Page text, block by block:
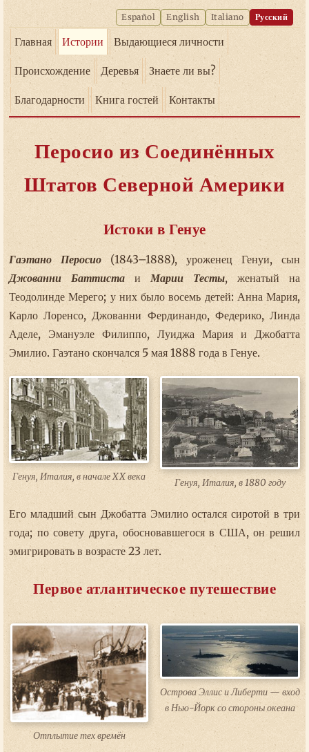
Español English Italiano Русский
Главная Истории Выдающиеся личности
Происхождение Деревья Знаете ли вы?
Благодарности Книга гостей Контакты
Перосио из Соединённых
Штатов Северной Америки
Истоки в Генуе
Гаэтано Перосио (1843–1888), уроженец Генуи, сын
Джованни БаттистаиМарии Тесты, женатый на
Теодолинде Мерего; у них было восемь детей: Анна Мария,
Карло Лоренсо, Джованни Фердинандо, Федерико, Линда
Аделе, Эмануэле Филиппо, Луиджа Мария и Джобатта
Эмилио. Гаэтано скончался 5 мая 1888 года в Генуе.
Генуя, Италия, в начале XX века
Генуя, Италия, в 1880 году
Его младший сын Джобатта Эмилио остался сиротой в три
года; по совету друга, обосновавшегося в США, он решил
эмигрировать в возрасте 23 лет.
Первое атлантическое путешествие
Отплытие тех времён
Острова Эллис и Либерти — вход
в Нью-Йорк со стороны океана